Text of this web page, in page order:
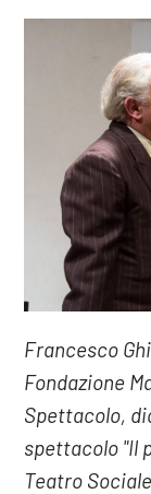
Francesco
Fondazione
Spettacolo,
spettacolo "Il
Teatro